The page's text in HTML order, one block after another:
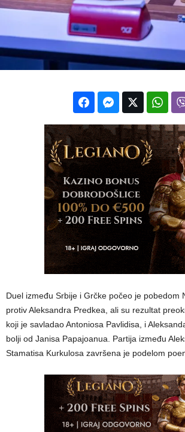
Duel između Srbije i Grčke počeo je pobedom
protiv Aleksandra Predkea, ali su rezultat
koji je savladao Antoniosa Pavlidisa, i
bolji od Janisa Papajoanua. Partija između
Stamatisa Kurkulosa završena je podelom